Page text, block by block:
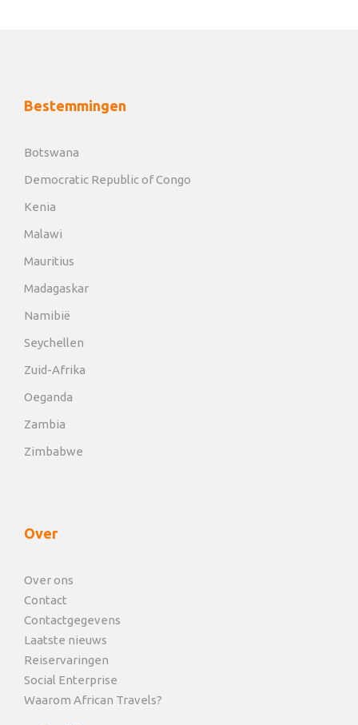
Bestemmingen
Botswana
Democratic Republic of Congo
Kenia
Malawi
Mauritius
Madagaskar
Namibië
Seychellen
Zuid-Afrika
Oeganda
Zambia
Zimbabwe
Over
Over ons
Contact
Contactgegevens
Laatste nieuws
Reiservaringen
Social Enterprise
Waarom African Travels?